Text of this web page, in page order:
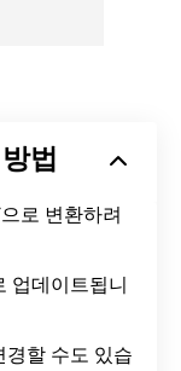
법
로 변환하려
업데이트됩니
경할 수도 있습